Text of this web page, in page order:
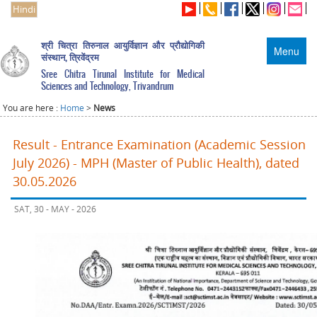
Hindi
Menu
श्री चित्रा तिरुनाल आयुर्विज्ञान और प्रौद्योगिकी
संस्थान, त्रिवेंद्रम
Sree Chitra Tirunal Institute for Medical
Sciences and Technology, Trivandrum
You are here : Home > News
Result - Entrance Examination (Academic Session
July 2026) - MPH (Master of Public Health), dated
30.05.2026
SAT, 30 - MAY - 2026